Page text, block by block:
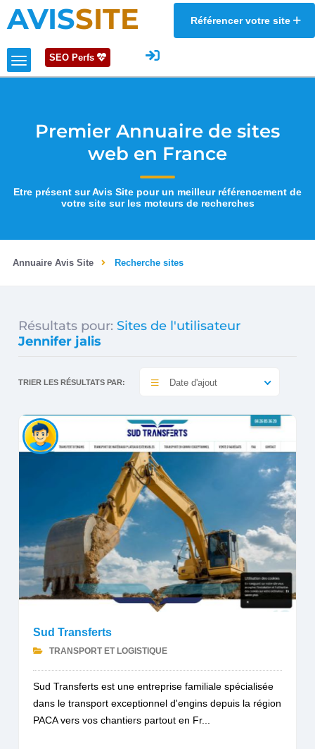
AVISSITE Référencer votre site
SEO Perfs
Premier Annuaire de sites
web en France
Etre présent sur Avis Site pour un meilleur référencement de
votre site sur les moteurs de recherches
Annuaire Avis Site Recherche sites
Résultats pour: Sites de l'utilisateur
Jennifer jalis
TRIER LES RÉSULTATS PAR: Date d'ajout
Sud Transferts
TRANSPORT ET LOGISTIQUE
Sud Transferts est une entreprise familiale spécialisée
dans le transport exceptionnel d'engins depuis la région
PACA vers vos chantiers partout en Fr...